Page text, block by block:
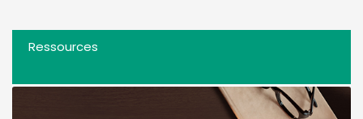
Ressources